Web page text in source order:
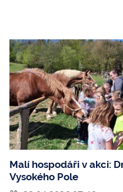
Malí hospodáři v akci:
Vysokého Pole